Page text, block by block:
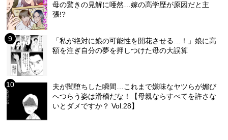
母の驚きの見解に唖然…嫁の高学歴が原因だと主
張!?
「私が絶対に娘の可能性を開花させる…！」娘に高
額を注ぎ自分の夢を押しつけた母の大誤算
夫が闇堕ちした瞬間…これまで嫌味なヤツらが媚び
へつらう姿は滑稽だな！【母親ならすべてを許さな
いとダメですか？ Vol.28】